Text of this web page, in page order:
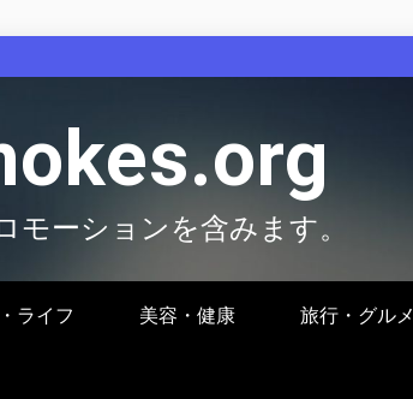
モーションを含みます。
ライフ 美容・健康 旅行・グルメ